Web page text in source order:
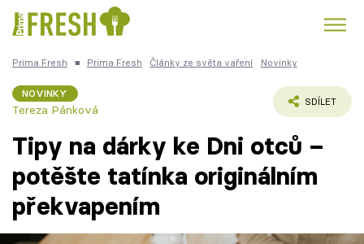
Česká kuchyně
Témata
Prima Fresh ■ Prima Fresh Články ze světa vaření Novinky
NOVINKY
Tereza Pánková
SDÍLET
Tipy na dárky ke Dni otců –
potěšte tatínka originálním
překvapením